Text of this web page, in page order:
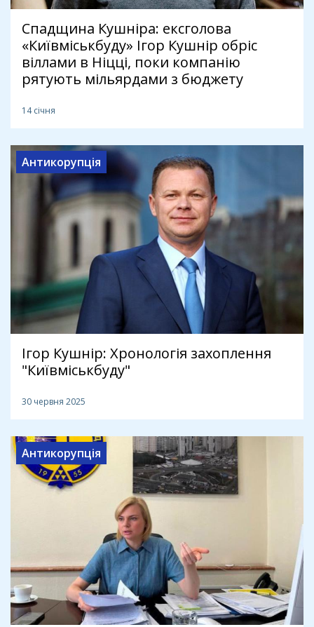
Спадщина Кушніра: ексголова
«Київміськбуду» Ігор Кушнір обріс
віллами в Ніцці, поки компанію
рятують мільярдами з бюджету
14 січня
Антикорупція
Ігор Кушнір: Хронологія захоплення
"Київміськбуду"
30 червня 2025
Антикорупція